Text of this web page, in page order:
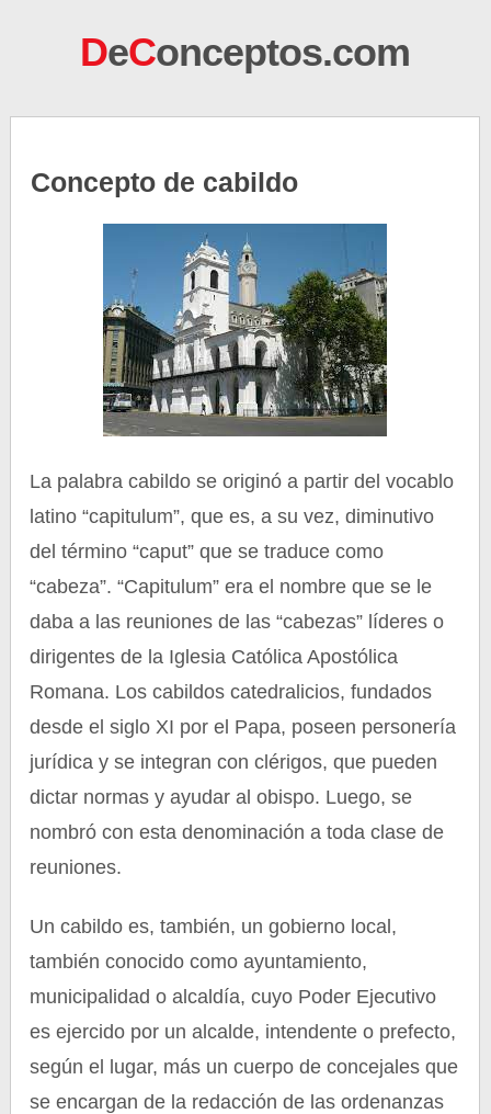
DeConceptos.com
Concepto de cabildo
La palabra cabildo se originó a partir del vocablo
latino “capitulum”, que es, a su vez, diminutivo
del término “caput” que se traduce como
“cabeza”. “Capitulum” era el nombre que se le
daba a las reuniones de las “cabezas” líderes o
dirigentes de la Iglesia Católica Apostólica
Romana. Los cabildos catedralicios, fundados
desde el siglo XI por el Papa, poseen personería
jurídica y se integran con clérigos, que pueden
dictar normas y ayudar al obispo. Luego, se
nombró con esta denominación a toda clase de
reuniones.
Un cabildo es, también, un gobierno local,
también conocido como ayuntamiento,
municipalidad o alcaldía, cuyo Poder Ejecutivo
es ejercido por un alcalde, intendente o prefecto,
según el lugar, más un cuerpo de concejales que
se encargan de la redacción de las ordenanzas